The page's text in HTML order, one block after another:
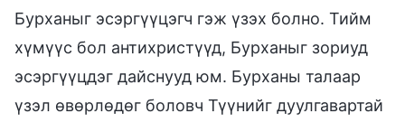
Бурханыг эсэргүүцэгч гэж үзэх болно. Тийм
хүмүүс бол антихристүүд, Бурханыг зориуд
эсэргүүцдэг дайснууд юм. Бурханы талаар
үзэл өвөрлөдөг боловч Түүнийг дуулгавартай